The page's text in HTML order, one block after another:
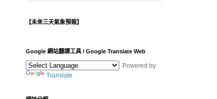
【未來三天氣象預報】
Google 網站翻譯工具 / Google Translate Web
Powered by
Translate